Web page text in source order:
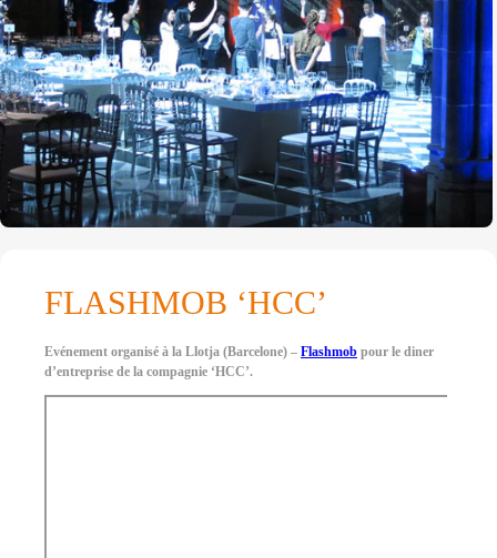
FLASHMOB ‘HCC’
Evénement organisé à la Llotja (Barcelone) – Flashmob pour le diner
d’entreprise de la compagnie ‘HCC’.